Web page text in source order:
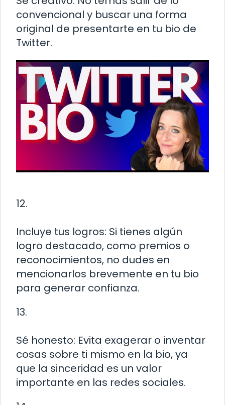
convencional y buscar una forma
original de presentarte en tu bio de
Twitter.
12.
Incluye tus logros: Si tienes algún
logro destacado, como premios o
reconocimientos, no dudes en
mencionarlos brevemente en tu bio
para generar confianza.
13.
Sé honesto: Evita exagerar o inventar
cosas sobre ti mismo en la bio, ya
que la sinceridad es un valor
importante en las redes sociales.